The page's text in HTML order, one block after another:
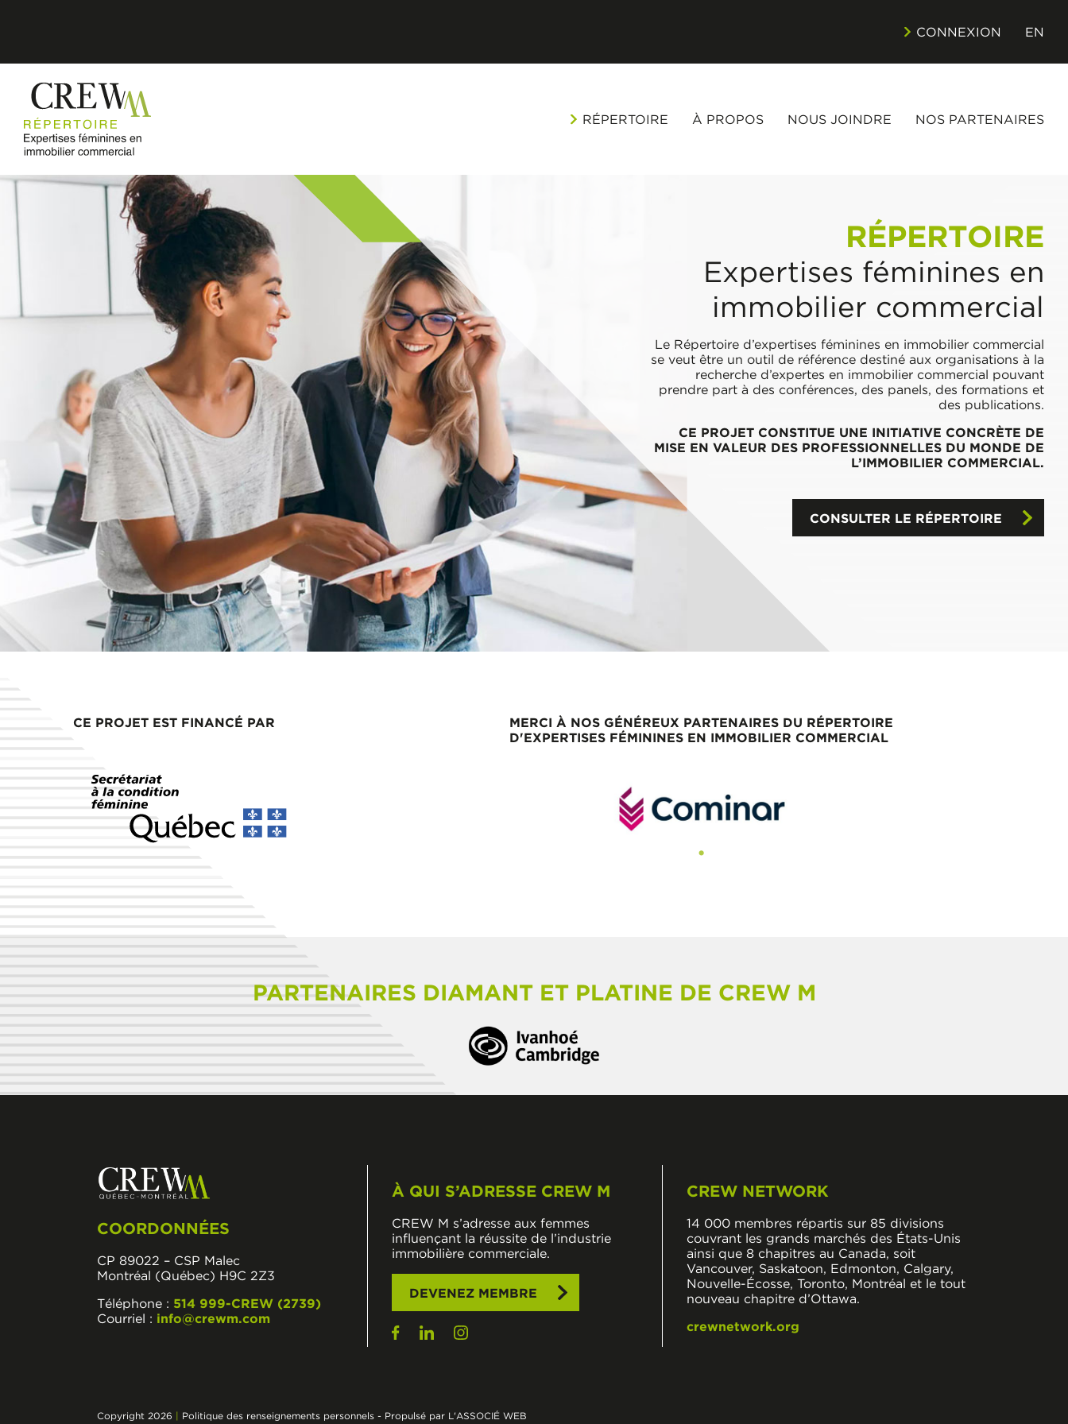
CONNEXION EN
RÉPERTOIRE À PROPOS NOUS JOINDRE NOS PARTENAIRES
RÉPERTOIRE
Expertises féminines en
immobilier commercial
Le Répertoire d’expertises féminines en immobilier commercial
se veut être un outil de référence destiné aux organisations à la
recherche d’expertes en immobilier commercial pouvant
prendre part à des conférences, des panels, des formations et
des publications.
CE PROJET CONSTITUE UNE INITIATIVE CONCRÈTE DE
MISE EN VALEUR DES PROFESSIONNELLES DU MONDE DE
L’IMMOBILIER COMMERCIAL.
CONSULTER LE RÉPERTOIRE
CE PROJET EST FINANCÉ PAR
MERCI À NOS GÉNÉREUX PARTENAIRES DU RÉPERTOIRE
D'EXPERTISES FÉMININES EN IMMOBILIER COMMERCIAL
PARTENAIRES DIAMANT ET PLATINE DE CREW M
COORDONNÉES
CP 89022 – CSP Malec
Montréal (Québec) H9C 2Z3
Téléphone : 514 999-CREW (2739)
Courriel : info@crewm.com
À QUI S’ADRESSE CREW M
CREW M s’adresse aux femmes
influençant la réussite de l’industrie
immobilière commerciale.
DEVENEZ MEMBRE
CREW NETWORK
14 000 membres répartis sur 85 divisions
couvrant les grands marchés des États-Unis
ainsi que 8 chapitres au Canada, soit
Vancouver, Saskatoon, Edmonton, Calgary,
Nouvelle-Écosse, Toronto, Montréal et le tout
nouveau chapitre d’Ottawa.
crewnetwork.org
Copyright 2026 Politique des renseignements personnels - Propulsé par L'ASSOCIÉ WEB